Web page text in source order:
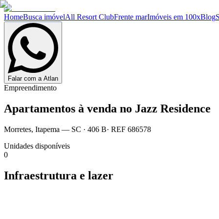
HomeBusca imóvelAll Resort ClubFrente marImóveis em 100xBlog
Falar com a Atlan
Empreendimento
Apartamentos à venda no Jazz Residence
Morretes, Itapema — SC · 406 B· REF 686578
Unidades disponíveis
0
Infraestrutura e lazer